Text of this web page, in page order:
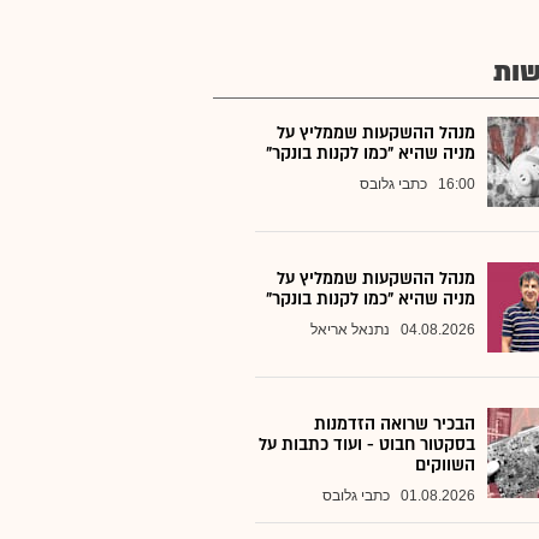
מנהל ההשקעות שממליץ על
מניה שהיא "כמו לקנות בונקר"
16:00 כתבי גלובס
מנהל ההשקעות שממליץ על
מניה שהיא "כמו לקנות בונקר"
04.08.2026 נתנאל אריאל
הבכיר שרואה הזדמנות
בסקטור חבוט - ועוד כתבות על
השווקים
01.08.2026 כתבי גלובס